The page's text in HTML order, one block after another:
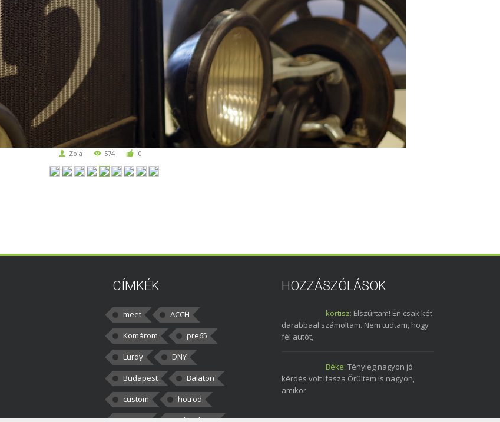
Zola 574 0
CÍMKÉK
meet
ACCH
Komárom
pre65
Lurdy
DNY
Budapest
Balaton
custom
hotrod
HOZZÁSZÓLÁSOK
kortisz: Elszúrtam! Én csak két
darabbaal számoltam. Nem tudtam, hogy
fél autót,
Béke: Tényleg nagyon jó
kérdés volt !fasza Örültem is nagyon,
amikor